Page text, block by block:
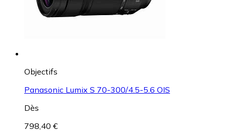
Objectifs
Panasonic Lumix S 70-300/4.5-5.6 OIS
Dès
798,40 €